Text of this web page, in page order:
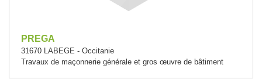
PREGA
31670 LABEGE - Occitanie
Travaux de maçonnerie générale et gros œuvre de bâtiment